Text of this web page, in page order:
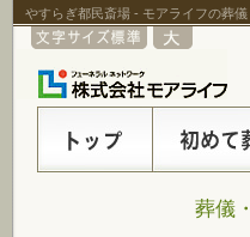
やすらぎ都民斎場 - モアライフの葬
葬儀